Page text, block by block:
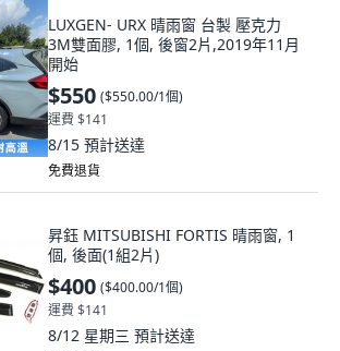
LUXGEN- URX 晴雨窗 台製 壓克力
3M雙面膠, 1個, 後窗2片,2019年11月
開始
$550 ($550.00/1個)
運費 $141
8/15 預計送達
免費退貨
昇鈺 MITSUBISHI FORTIS 晴雨窗, 1
個, 後面(1組2片)
$400 ($400.00/1個)
運費 $141
8/12 星期三 預計送達